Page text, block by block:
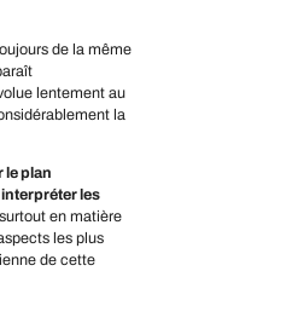
de la même
lentement au
la
le plan
les
en matière
les plus
de cette